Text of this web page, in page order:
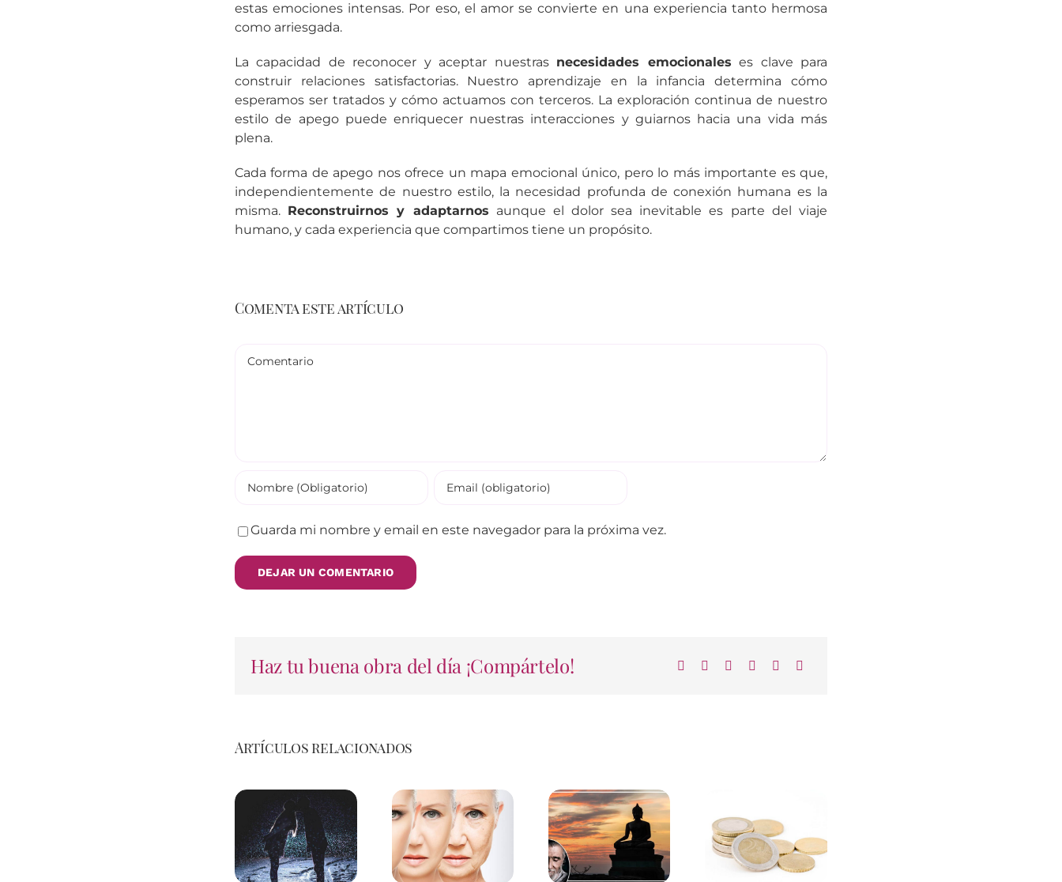
estas emociones intensas. Por eso, el amor se convierte en una experiencia tanto hermosa
como arriesgada.
La capacidad de reconocer y aceptar nuestras necesidades emocionales es clave para
construir relaciones satisfactorias. Nuestro aprendizaje en la infancia determina cómo
esperamos ser tratados y cómo actuamos con terceros. La exploración continua de nuestro
estilo de apego puede enriquecer nuestras interacciones y guiarnos hacia una vida más
plena.
Cada forma de apego nos ofrece un mapa emocional único, pero lo más importante es que,
independientemente de nuestro estilo, la necesidad profunda de conexión humana es la
misma. Reconstruirnos y adaptarnos aunque el dolor sea inevitable es parte del viaje
humano, y cada experiencia que compartimos tiene un propósito.
Comenta este artículo
Guarda mi nombre y email en este navegador para la próxima vez.
Haz tu buena obra del día ¡Compártelo!
Artículos relacionados